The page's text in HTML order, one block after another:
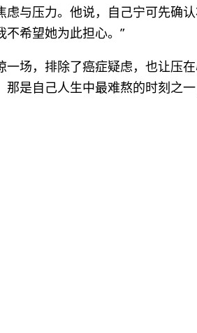
与压力。他说，自己宁可先确
希望她为此担心。”
一场，排除了癌症疑虑，也让压
是自己人生中最难熬的时刻之